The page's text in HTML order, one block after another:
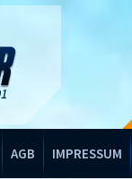
AGB IMPRESSUM